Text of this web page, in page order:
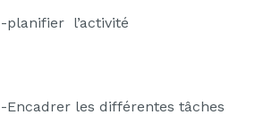
-planifier l’activité
-Encadrer les différentes tâches